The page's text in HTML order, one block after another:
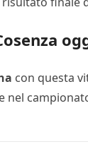
con questa
nel